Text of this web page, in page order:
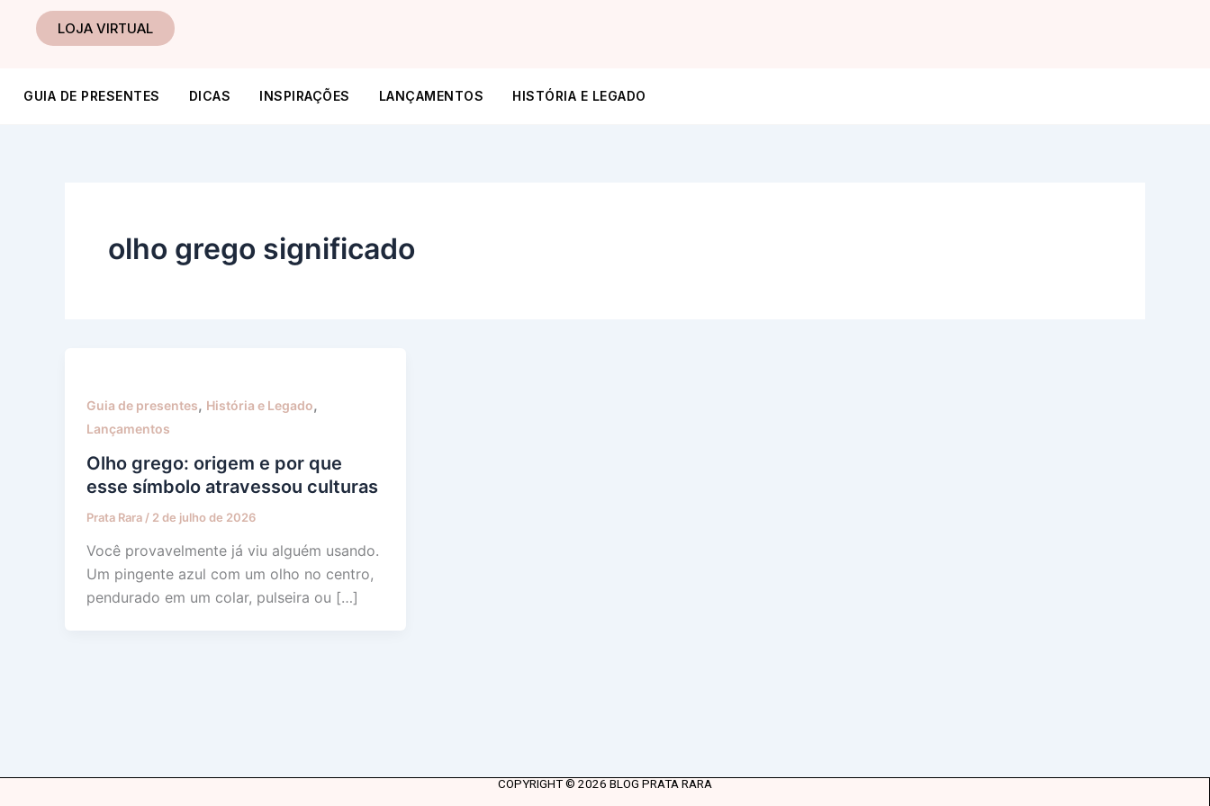
LOJA VIRTUAL
GUIA DE PRESENTES DICAS INSPIRAÇÕES LANÇAMENTOS HISTÓRIA E LEGADO
olho grego significado
Guia de presentes, História e Legado,
Lançamentos
Olho grego: origem e por que
esse símbolo atravessou culturas
Prata Rara / 2 de julho de 2026
Você provavelmente já viu alguém usando.
Um pingente azul com um olho no centro,
pendurado em um colar, pulseira ou […]
COPYRIGHT © 2026 BLOG PRATA RARA